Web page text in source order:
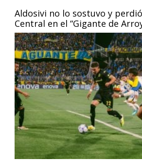
Aldosivi no lo sostuvo y
Central en el “Gigante de